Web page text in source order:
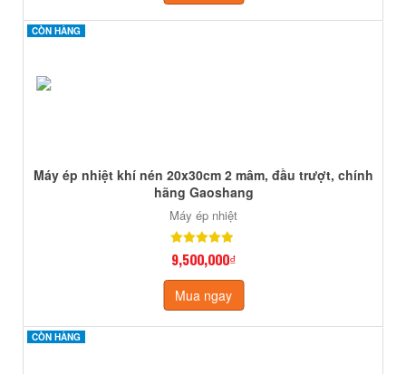
CÒN HÀNG
CÒN HÀNG
Máy ép nhiệt khí nén 20x30cm 2 mâm, đầu trượt, chính
hãng Gaoshang
Máy ép nhiệt
9,500,000₫
Mua ngay
CÒN HÀNG
CÒN HÀNG